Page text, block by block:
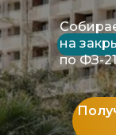
на
по ФЗ-